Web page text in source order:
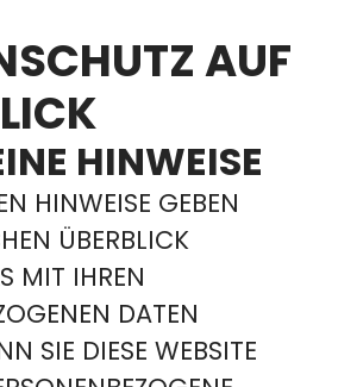
AUF
HINWEISE
HINWEISE GEBEN
ÜBERBLICK
MIT IHREN
DATEN
SIE DIESE WEBSITE